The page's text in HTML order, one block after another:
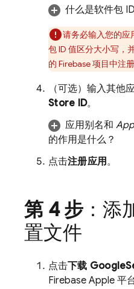
什么是软件包
请务必输入您的应
包 ID 值区分大小写，
的 Firebase 项目中注
（可选）输入其他
Store ID。
应用别名和
的作用是什么？
点击注册应用。
第 4 步 ：添
置文件
点击下载
Firebase Apple 平